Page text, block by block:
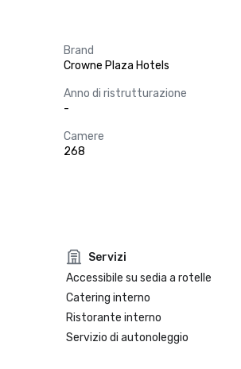
Brand
Crowne Plaza Hotels
Anno di ristrutturazione
-
Camere
268
Servizi
Accessibile su sedia a rotelle
Catering interno
Ristorante interno
Servizio di autonoleggio